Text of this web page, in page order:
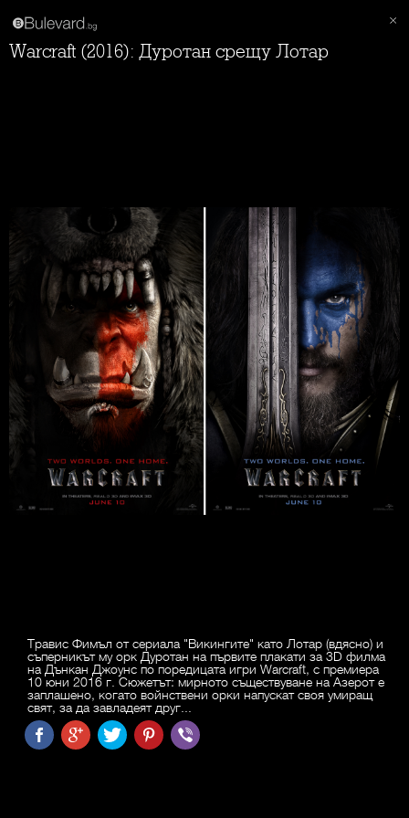
Warcraft (2016): Дуротан срещу Лотар
Травис Фимъл от сериала "Викингите" като Лотар (вдясно) и
съперникът му орк Дуротан на първите плакати за 3D филма
на Дънкан Джоунс по поредицата игри Warcraft, с премиера
10 юни 2016 г. Сюжетът: мирното съществуване на Азерот е
заплашено, когато войнствени орки напускат своя умиращ
свят, за да завладеят друг...